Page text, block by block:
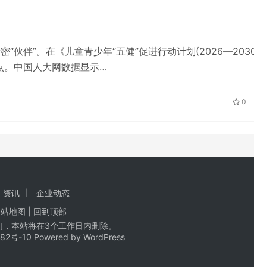
“伙伴”。在《儿童青少年“五健”促进行动计划
。中国人大网数据显示…
0
资讯
企业动态
地图 | 回到顶部
本站将在3个工作日内删除。
号-10 Powered by WordPress